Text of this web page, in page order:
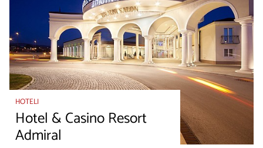
HOTELI
Hotel & Casino Resort
Admiral